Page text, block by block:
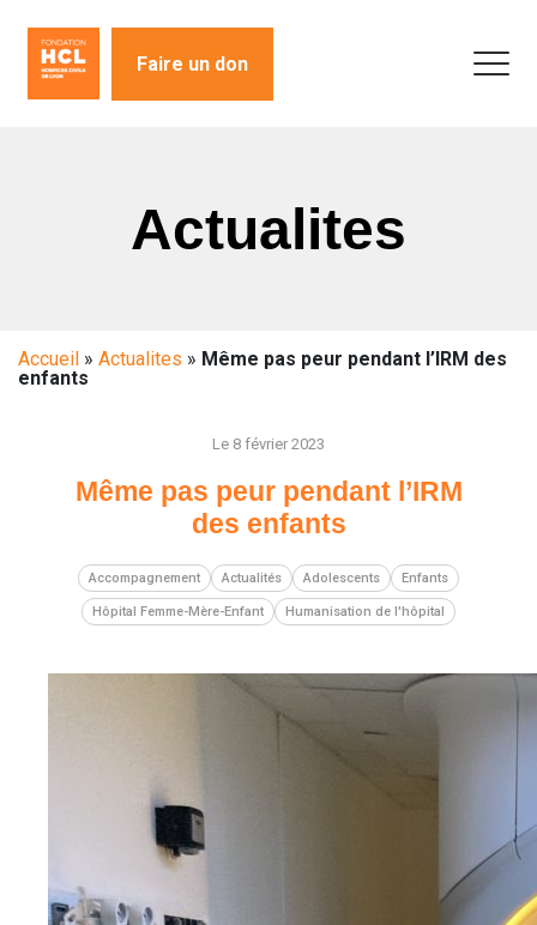
Faire un don
Actualites
Accueil » Actualites » Même pas peur pendant l’IRM des
enfants
Le 8 février 2023
Même pas peur pendant l’IRM
des enfants
Accompagnement Actualités Adolescents Enfants
Hôpital Femme-Mère-Enfant Humanisation de l'hôpital